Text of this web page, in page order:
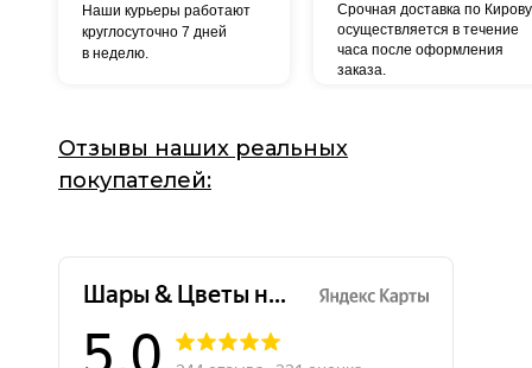
Срочная доставка по Кирову
осуществляется в течение
часа после оформления
заказа.
Наши курьеры работают
круглосуточно 7 дней
в неделю.
Отзывы наших реальных
покупателей: